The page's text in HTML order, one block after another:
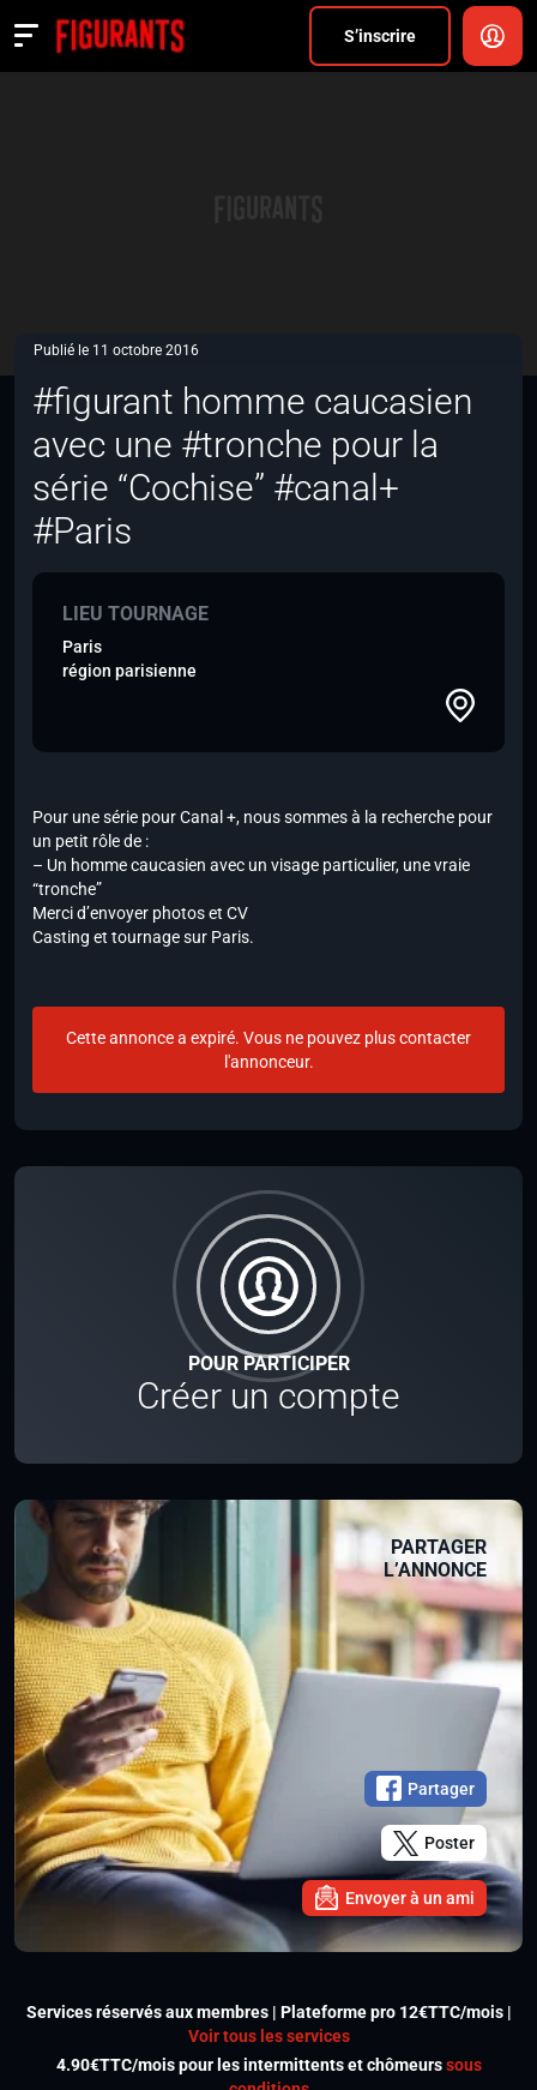
S’inscrire
Actualités
POUR PARTICIPER
Créer un compte
PARTAGER
L’ANNONCE
Partager
Poster
Envoyer à un ami
Publié le 11 octobre 2016
#figurant homme caucasien
avec une #tronche pour la
série “Cochise” #canal+
#Paris
LIEU TOURNAGE
Paris
région parisienne
Pour une série pour Canal +, nous sommes à la recherche pour
un petit rôle de :
– Un homme caucasien avec un visage particulier, une vraie
“tronche”
Merci d’envoyer photos et CV
Casting et tournage sur Paris.
Cette annonce a expiré. Vous ne pouvez plus contacter
l'annonceur.
Services réservés aux membres | Plateforme pro 12€TTC/mois |
Voir tous les services
4.90€TTC/mois pour les intermittents et chômeurssous